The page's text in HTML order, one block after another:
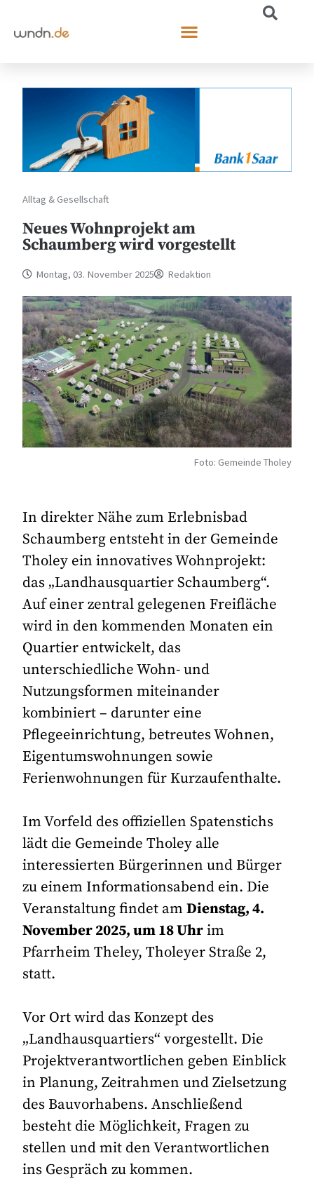
Alltag & Gesellschaft
Neues Wohnprojekt am
Schaumberg wird vorgestellt
Montag, 03. November 2025 Redaktion
Foto: Gemeinde Tholey
In direkter Nähe zum Erlebnisbad
Schaumberg entsteht in der Gemeinde
Tholey ein innovatives Wohnprojekt:
das „Landhausquartier Schaumberg“.
Auf einer zentral gelegenen Freifläche
wird in den kommenden Monaten ein
Quartier entwickelt, das
unterschiedliche Wohn- und
Nutzungsformen miteinander
kombiniert – darunter eine
Pflegeeinrichtung, betreutes Wohnen,
Eigentumswohnungen sowie
Ferienwohnungen für Kurzaufenthalte.
Im Vorfeld des offiziellen Spatenstichs
lädt die Gemeinde Tholey alle
interessierten Bürgerinnen und Bürger
zu einem Informationsabend ein. Die
Veranstaltung findet amDienstag, 4.
November 2025, um 18 Uhrim
Pfarrheim Theley, Tholeyer Straße 2,
statt.
Vor Ort wird das Konzept des
„Landhausquartiers“ vorgestellt. Die
Projektverantwortlichen geben Einblick
in Planung, Zeitrahmen und Zielsetzung
des Bauvorhabens. Anschließend
besteht die Möglichkeit, Fragen zu
stellen und mit den Verantwortlichen
ins Gespräch zu kommen.